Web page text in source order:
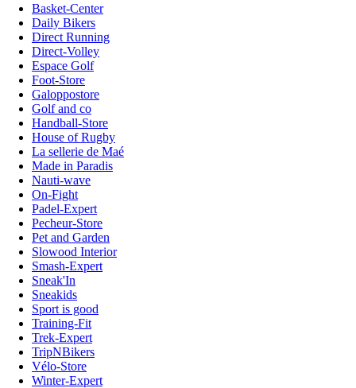
Basket-Center
Daily Bikers
Direct Running
Direct-Volley
Espace Golf
Foot-Store
Galoppostore
Golf and co
Handball-Store
House of Rugby
La sellerie de Maé
Made in Paradis
Nauti-wave
On-Fight
Padel-Expert
Pecheur-Store
Pet and Garden
Slowood Interior
Smash-Expert
Sneak'In
Sneakids
Sport is good
Training-Fit
Trek-Expert
TripNBikers
Vélo-Store
Winter-Expert